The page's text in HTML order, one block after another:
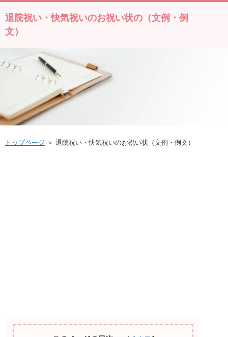
退院祝い・快気祝いのお祝い状の（文例・例
文）
トップページ ＞ 退院祝い・快気祝いのお祝い状（文例・例文）